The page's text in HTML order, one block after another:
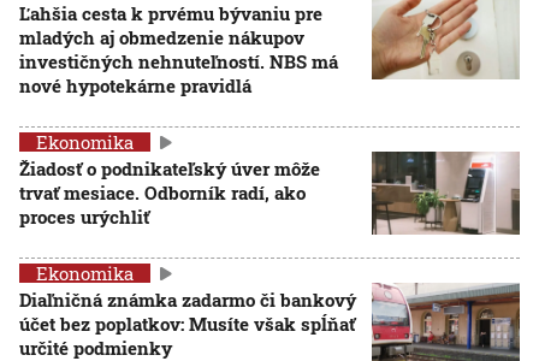
Ľahšia cesta k prvému bývaniu pre
mladých aj obmedzenie nákupov
investičných nehnuteľností. NBS má
nové hypotekárne pravidlá
Ekonomika
Žiadosť o podnikateľský úver môže
trvať mesiace. Odborník radí, ako
proces urýchliť
Ekonomika
Diaľničná známka zadarmo či bankový
účet bez poplatkov: Musíte však spĺňať
určité podmienky